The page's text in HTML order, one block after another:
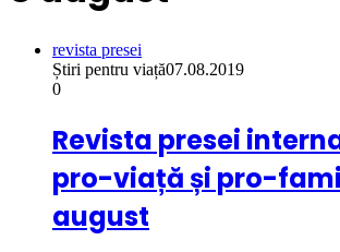
revista presei
Știri pentru viață07.08.2019
0
Revista presei
pro-viață și pro-
august